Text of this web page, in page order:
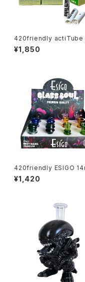
420friendly actiTube 活性
炭フィルター ３箱セット/
SLIM [ エクストラスリム
¥1,850
420friendly ESIGO
ラスボウル(火皿) Phoenix As
h Catcher
¥1,420